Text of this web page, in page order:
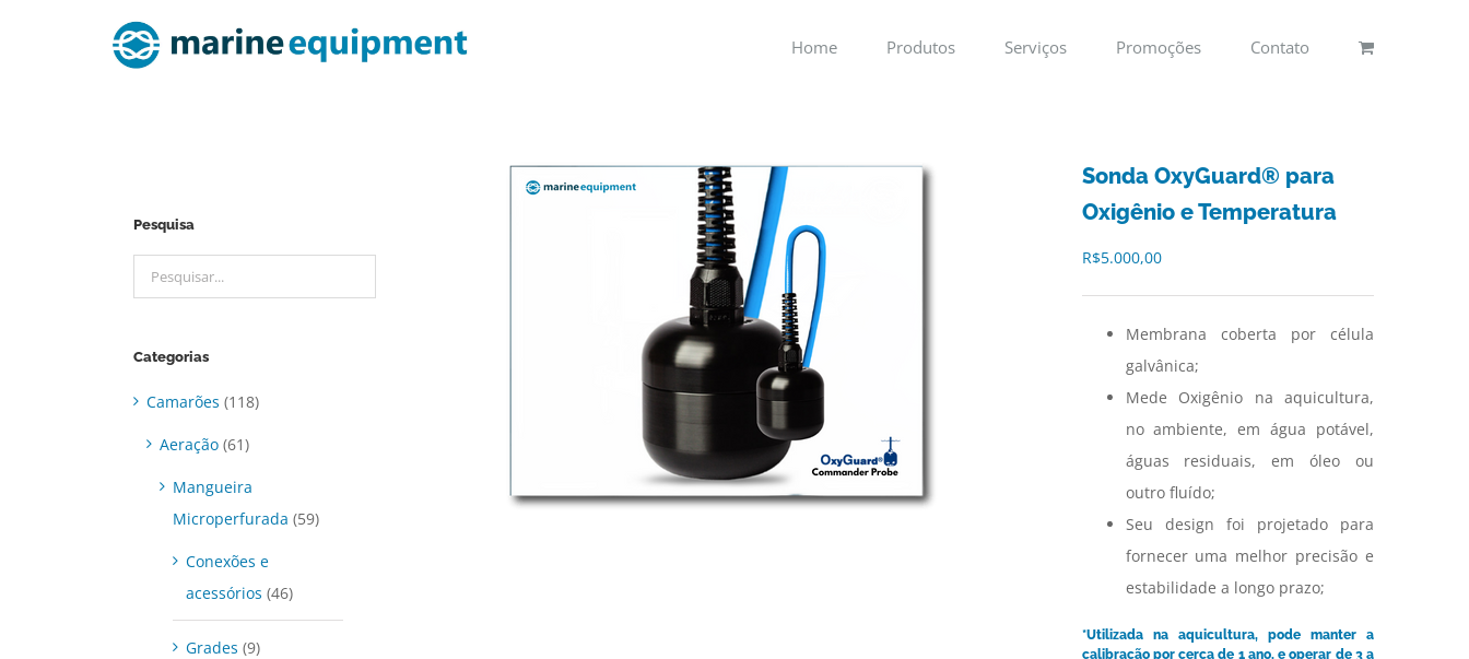
Home Produtos Serviços Promoções Contato
Sonda OxyGuard® para
Oxigênio e Temperatura
R$5.000,00
Membrana coberta por célula
galvânica;
Mede Oxigênio na aquicultura,
no ambiente, em água potável,
águas residuais, em óleo ou
outro fluído;
Seu design foi projetado para
fornecer uma melhor precisão e
estabilidade a longo prazo;
*Utilizada na aquicultura, pode manter a
calibração por cerca de 1 ano, e operar de 3 a
Pesquisa
Categorias
Camarões (118)
Aeração (61)
Mangueira
Microperfurada (59)
Conexões e
acessórios (46)
Grades (9)